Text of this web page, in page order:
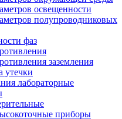
освещенности
полупроводниковых
фаз
заземления
утечки
лабораторные
приборы